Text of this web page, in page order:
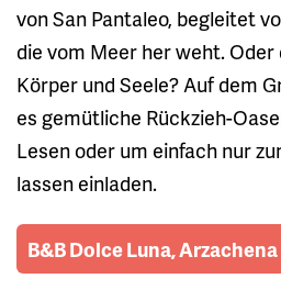
von San Pantaleo, begleitet
die vom Meer her weht.
Körper und Seele? Auf dem
es gemütliche Rückzieh-
Lesen oder um einfach nur
lassen einladen.
B&B Dolce Luna,